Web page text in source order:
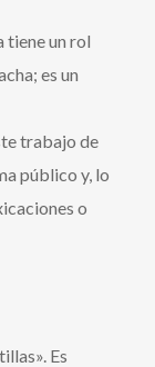
tiene un rol
es un
trabajo de
público y, lo
o
Es